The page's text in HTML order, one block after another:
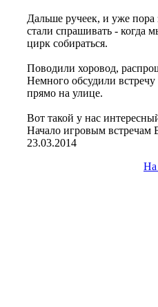
Дальше ручеек, и уже пора
стали спрашивать - когда
цирк собираться.
Поводили хоровод,
Немного обсудили
прямо на улице.
Вот такой у нас
Начало игровым встречам
23.03.2014
На